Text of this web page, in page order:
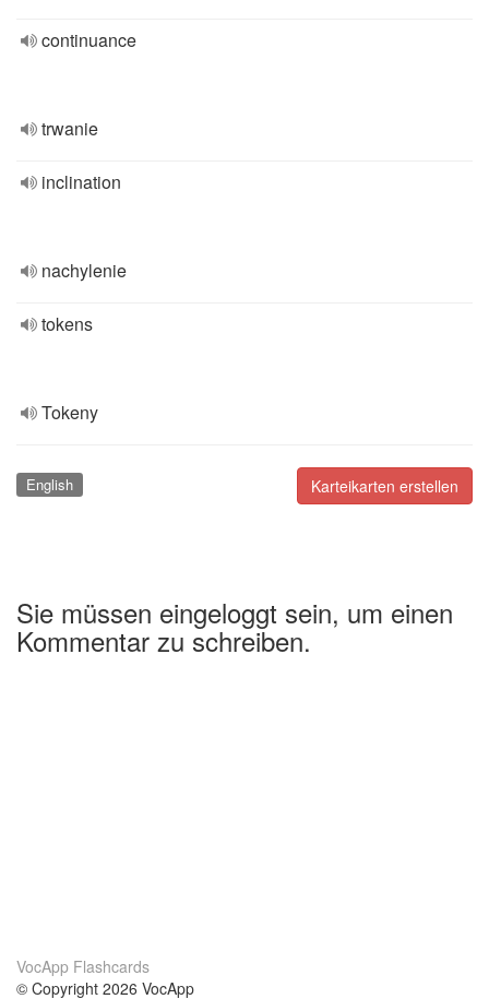
continuance
trwanie
inclination
nachylenie
tokens
Tokeny
Karteikarten erstellen
English
Sie müssen eingeloggt sein, um einen
Kommentar zu schreiben.
VocApp Flashcards
© Copyright 2026 VocApp